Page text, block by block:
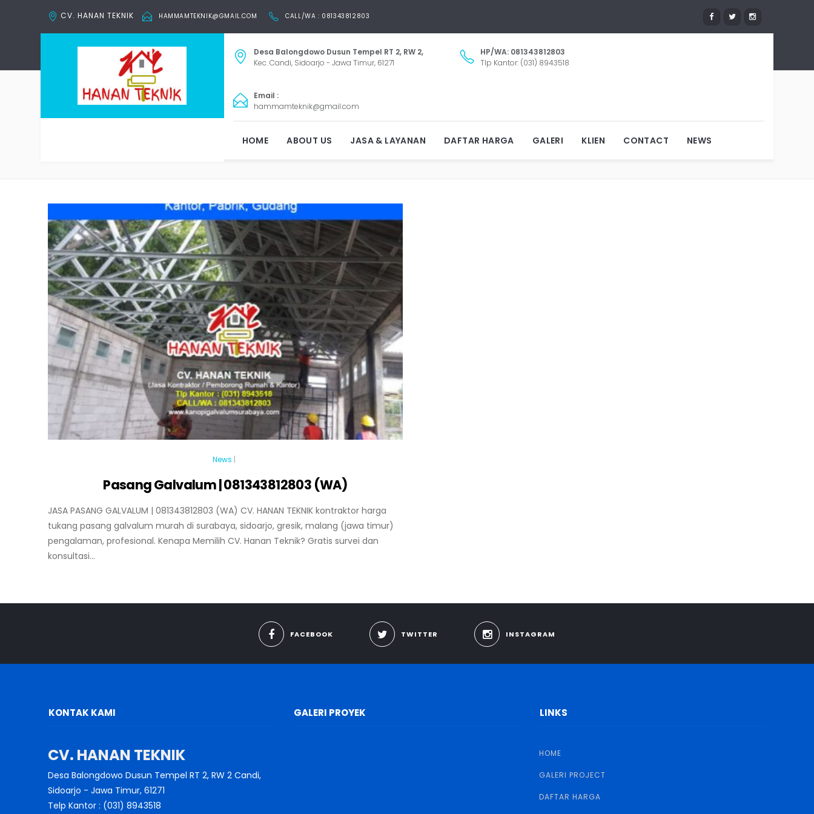
CV. HANAN TEKNIK HAMMAMTEKNIK@GMAIL.COM CALL/WA : 081343812803
Desa Balongdowo Dusun Tempel RT 2, RW 2,
Kec. Candi, Sidoarjo - Jawa Timur, 61271
HP/WA: 081343812803
Tlp Kantor: (031) 8943518
Email :
hammamteknik@gmail.com
HOME ABOUT US JASA & LAYANAN DAFTAR HARGA GALERI KLIEN CONTACT NEWS
KONTRAKTOR GALVALUM RUNGKUT MENANGGAL
News |
Pasang Galvalum | 081343812803 (WA)
JASA PASANG GALVALUM | 081343812803 (WA) CV. HANAN TEKNIK kontraktor harga
tukang pasang galvalum murah di surabaya, sidoarjo, gresik, malang (jawa timur)
pengalaman, profesional. Kenapa Memilih CV. Hanan Teknik? Gratis survei dan
konsultasi...
FACEBOOK TWITTER INSTAGRAM
KONTAK KAMI
CV. HANAN TEKNIK
Desa Balongdowo Dusun Tempel RT 2, RW 2 Candi,
Sidoarjo - Jawa Timur, 61271
Telp Kantor : (031) 8943518
GALERI PROYEK LINKS
HOME
GALERI PROJECT
DAFTAR HARGA